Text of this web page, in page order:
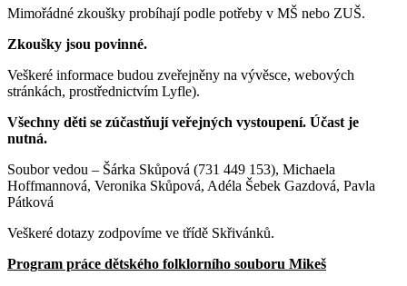
Mimořádné zkoušky probíhají podle potřeby v MŠ nebo ZUŠ.
Zkoušky jsou povinné.
Veškeré informace budou zveřejněny na vývěsce, webových
stránkách, prostřednictvím Lyfle).
Všechny děti se zúčastňují veřejných vystoupení. Účast je
nutná.
Soubor vedou – Šárka Skůpová (731 449 153), Michaela
Hoffmannová, Veronika Skůpová, Adéla Šebek Gazdová, Pavla
Pátková
Veškeré dotazy zodpovíme ve třídě Skřivánků.
Program práce dětského folklorního souboru Mikeš